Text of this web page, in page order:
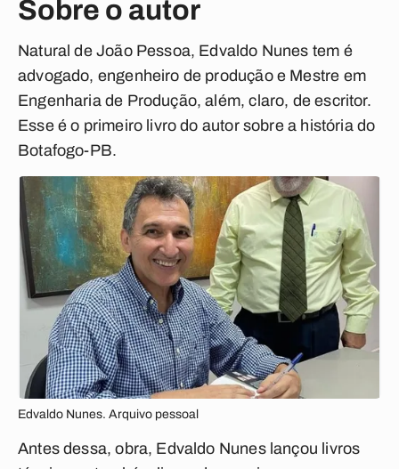
Sobre o autor
Natural de João Pessoa, Edvaldo Nunes tem é
advogado, engenheiro de produção e Mestre em
Engenharia de Produção, além, claro, de escritor.
Esse é o primeiro livro do autor sobre a história do
Botafogo-PB.
Edvaldo Nunes. Arquivo pessoal
Antes dessa, obra, Edvaldo Nunes lançou livros